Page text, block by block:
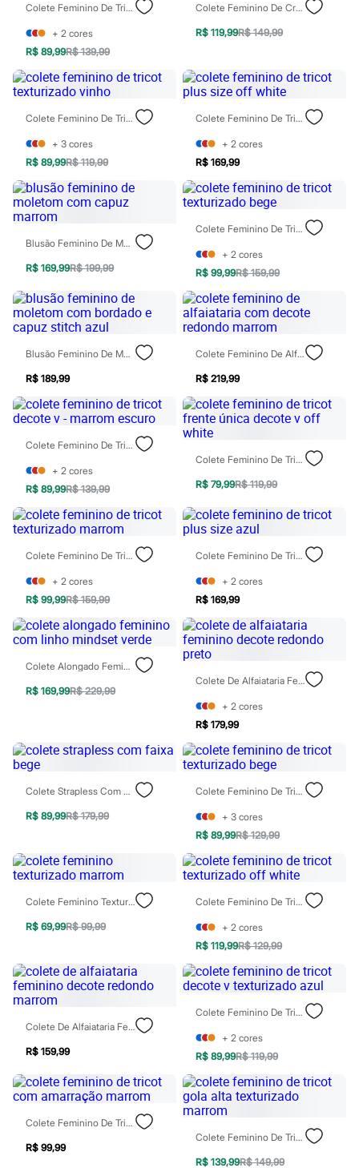
Personagens
Plus size
Blusas e Camisetas
Calças
Casacos e Jaquetas
Jeans
Moda esportiva
Shorts e Saias
Vestidos
Masculino
Em alta
Dia dos Pais
Inverno
Novidades
Roupas
Bermudas
Camisas
Camisetas e Regatas
Jeans
Polos
Acessórios
Chapéus e Bonés
Cintos
Carteiras
Óculos
Relógios
Calçados
Botas
Sapatos
Sandálias e Papetes
Moda esportiva
Acessórios
Camisetas
Calças
Calçados
Regatas
Moda íntima
Cuecas
Meias
Pijamas
Moda praia
Personagens
Camisas
Casacos e Jaquetas
Jeans
Moda esportiva
Todos os produtos
Arrumadinho para os meninos
Romântico para as meninas
Novidades
Roupas menina
0 a 24 meses
4 a 12 anos
10 a 16 anos
Roupas menino
0 a 24 meses
1 a 5 anos
4 a 12 anos
10 a 16 anos
Recém-nascido
Bolsas e Mochilas
Chapéus
Calçados
Chinelos
Colete Feminino De Tricot Decote V Amarelo
+ 2 cores
R$ 89,99R$ 139,99
Colete Feminino De Crochê Floral Off White
R$ 119,99R$ 149,99
Colete Feminino De Tricot Texturizado Vinho
+ 3 cores
R$ 89,99R$ 119,99
Colete Feminino De Tricot Plus Size Off White
+ 2 cores
R$ 169,99
Blusão Feminino De Moletom Com Capuz Marrom
R$ 169,99R$ 199,99
Colete Feminino De Tricot Texturizado Bege
+ 2 cores
R$ 99,99R$ 159,99
Blusão Feminino De Moletom Com Bordado E Capuz Stitch Azul
R$ 189,99
Colete Feminino De Alfaiataria Com Decote Redondo Marrom
R$ 219,99
Colete Feminino De Tricot Decote V - Marrom Escuro
+ 2 cores
R$ 89,99R$ 139,99
Colete Feminino De Tricot Frente Única Decote V Off White
R$ 79,99R$ 119,99
Colete Feminino De Tricot Texturizado Marrom
+ 2 cores
R$ 99,99R$ 159,99
Colete Feminino De Tricot Plus Size Azul
+ 2 cores
R$ 169,99
Colete Alongado Feminino Com Linho Mindset Verde
R$ 169,99R$ 229,99
Colete De Alfaiataria Feminino Decote Redondo Preto
+ 2 cores
R$ 179,99
Colete Strapless Com Faixa Bege
R$ 89,99R$ 179,99
Colete Feminino De Tricot Texturizado Bege
+ 3 cores
R$ 89,99R$ 129,99
Colete Feminino Texturizado Marrom
R$ 69,99R$ 99,99
Colete Feminino De Tricot Texturizado Off White
+ 2 cores
R$ 119,99R$ 129,99
Colete De Alfaiataria Feminino Decote Redondo Marrom
R$ 159,99
Colete Feminino De Tricot Decote V Texturizado Azul
+ 2 cores
R$ 89,99R$ 119,99
Colete Feminino De Tricot Com Amarração Marrom
R$ 99,99
Colete Feminino De Tricot Gola Alta Texturizado Marrom
R$ 139,99R$ 149,99